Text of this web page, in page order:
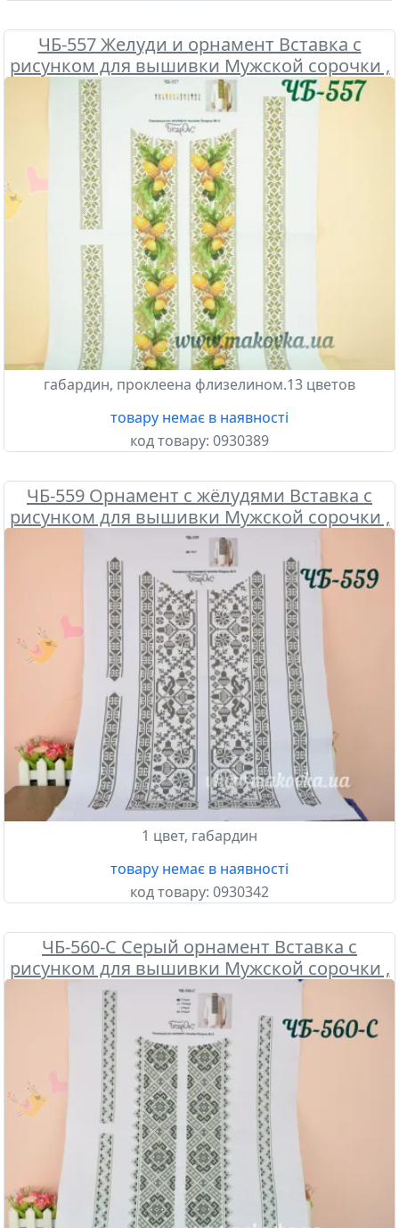
ЧБ-557 Желуди и орнамент Вставка с
рисунком для вышивки Мужской сорочки ,
Бісерок
габардин, проклеена флизелином.13 цветов
товару немає в наявності
код товару: 0930389
ЧБ-559 Орнамент с жёлудями Вставка с
рисунком для вышивки Мужской сорочки ,
Бісерок
1 цвет, габардин
товару немає в наявності
код товару: 0930342
ЧБ-560-С Серый орнамент Вставка с
рисунком для вышивки Мужской сорочки ,
Бісерок